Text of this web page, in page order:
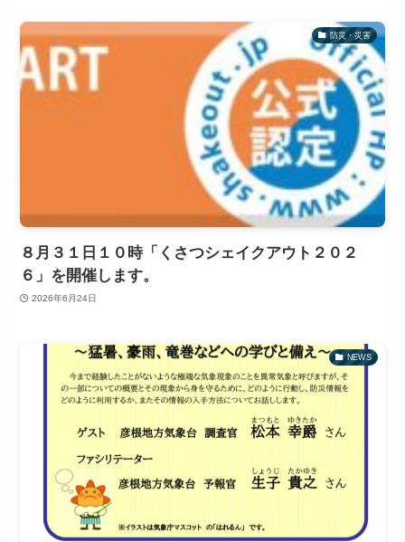
防災・災害
８月３１日１０時「くさつシェイクアウト２０２
６」を開催します。
2026年6月24日
NEWS